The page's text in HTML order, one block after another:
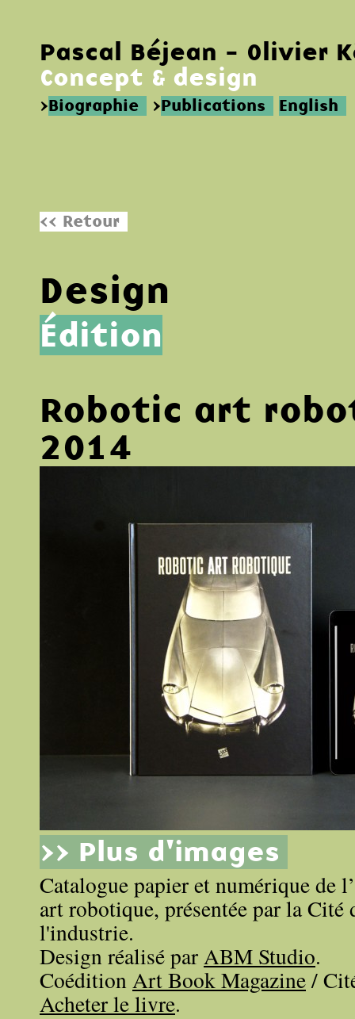
Pascal Béjean - Olivier
Concept & design
>Biographie >Publications English
<< Retour
Design
Édition
Robotic art
2014
>> Plus d'images
Catalogue papier et numérique de
art robotique, présentée par la Cité
l'industrie.
Design réalisé parABM Studio.
CoéditionArt Book Magazine/
Acheter le livre.